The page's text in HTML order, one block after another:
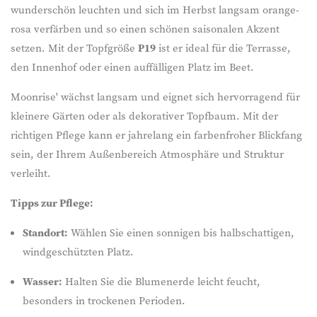
wunderschön leuchten und sich im Herbst langsam orange-
rosa verfärben und so einen schönen saisonalen Akzent
setzen. Mit der Topfgröße P19ist er ideal für die Terrasse,
den Innenhof oder einen auffälligen Platz im Beet.
Moonrise' wächst langsam und eignet sich hervorragend für
kleinere Gärten oder als dekorativer Topfbaum. Mit der
richtigen Pflege kann er jahrelang ein farbenfroher Blickfang
sein, der Ihrem Außenbereich Atmosphäre und Struktur
verleiht.
Tipps zur Pflege:
Standort: Wählen Sie einen sonnigen bis halbschattigen,
windgeschützten Platz.
Wasser: Halten Sie die Blumenerde leicht feucht,
besonders in trockenen Perioden.